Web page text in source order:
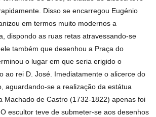
Disso se encarregou Eugénio
em termos muito modernos a
dispondo as ruas retas atravessando-se
também que desenhou a Praça do
o lugar em que seria erigido o
ao rei D. José. Imediatamente o alicerce do
aguardando-se a realização da estátua
Machado de Castro (1732-1822) apenas foi
escultor teve de submeter-se aos desenhos